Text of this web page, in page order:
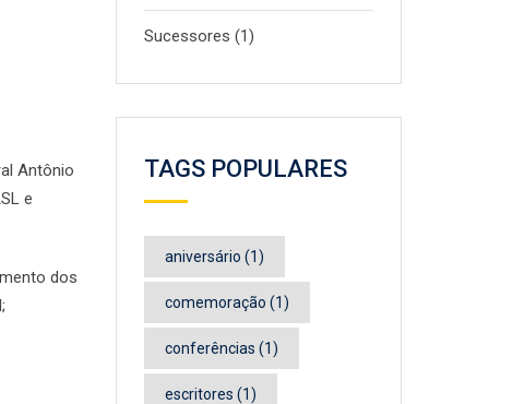
Antônio
e
dos
Sucessores (1)
TAGS POPULARES
aniversário (1)
comemoração (1)
conferências (1)
escritores (1)